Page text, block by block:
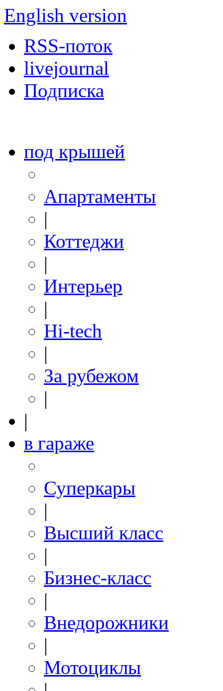
English version
RSS-поток
livejournal
Подписка
под крышей
Апартаменты
|
Коттеджи
|
Интерьер
|
Hi-tech
|
За рубежом
|
|
в гараже
Суперкары
|
Высший класс
|
Бизнес-класс
|
Внедорожники
|
Мотоциклы